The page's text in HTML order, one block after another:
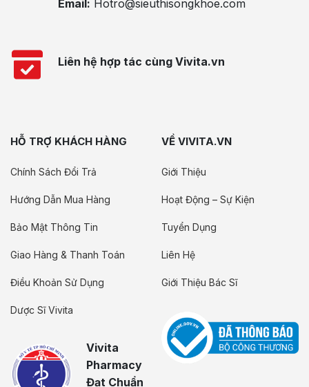
Email: Hotro@sieuthisongkhoe.com
Liên hệ hợp tác cùng Vivita.vn
HỖ TRỢ KHÁCH HÀNG
Chính Sách Đổi Trả
Hướng Dẫn Mua Hàng
Bảo Mật Thông Tin
Giao Hàng & Thanh Toán
Điều Khoản Sử Dụng
Dược Sĩ Vivita
Vivita
Pharmacy
Đạt Chuẩn
VỀ VIVITA.VN
Giới Thiệu
Hoạt Động – Sự Kiện
Tuyển Dụng
Liên Hệ
Giới Thiệu Bác Sĩ